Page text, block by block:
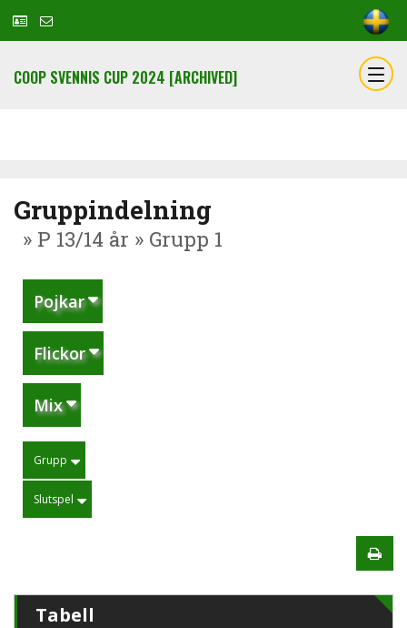
COOP SVENNIS CUP 2024 [ARCHIVED]
Gruppindelning
» P 13/14 år » Grupp 1
Pojkar
Flickor
Mix
Grupp
Slutspel
Tabell